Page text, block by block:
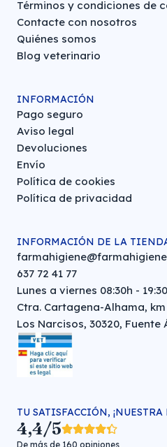
Términos y condiciones de
Contacte con nosotros
Quiénes somos
Blog veterinario
INFORMACIÓN
Pago seguro
Aviso legal
Devoluciones
Envío
Política de cookies
Política de privacidad
INFORMACIÓN DE LA
637 72 41 77
Lunes a viernes 08:30h -
Ctra. Cartagena-Alhama,
Los Narcisos, 30320,
TU SATISFACCIÓN,
4,4/5
De más de 160 opiniones